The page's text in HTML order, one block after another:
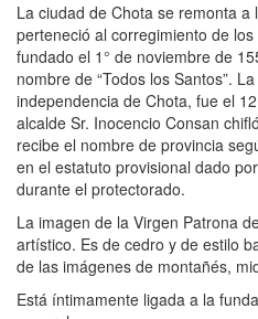
La ciudad de Chota se remonta
perteneció al corregimiento de
fundado el 1° de noviembre de
nombre de “Todos los Santos”.
independencia de Chota, fue el
alcalde Sr. Inocencio Consan
recibe el nombre de provincia
en el estatuto provisional dado
durante el protectorado.
La imagen de la Virgen Patrona
artístico. Es de cedro y de estilo
de las imágenes de montañés,
Está íntimamente ligada a la